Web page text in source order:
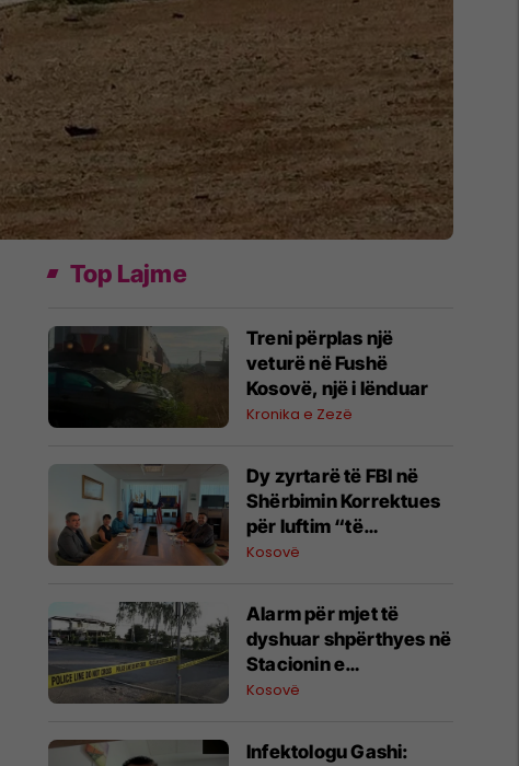
Top Lajme
Treni përplas një
veturë në Fushë
Kosovë, një i lënduar
Kronika e Zezë
Dy zyrtarë të FBI në
Shërbimin Korrektues
për luftim “të
terrorizmit dhe
Kosovë
Alarm për mjet të
dyshuar shpërthyes në
Stacionin e
Autobusëve në
vendngjarje
Kosovë
​Infektologu Gashi: